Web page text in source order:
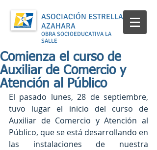
ASOCIACIÓN ESTRELLA
AZAHARA
OBRA SOCIOEDUCATIVA LA
SALLE
Comienza el curso de
Auxiliar de Comercio y
Atención al Público
El pasado lunes, 28 de septiembre,
tuvo lugar el inicio del curso de
Auxiliar de Comercio y Atención al
Público, que se está desarrollando en
las instalaciones de nuestra